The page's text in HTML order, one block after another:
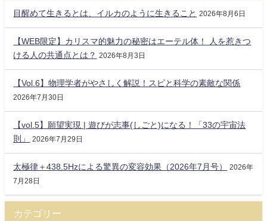
目醒めて生きるとは、イルカのように生きること 2026年8月6日
【WEB限定】カリスマ的魅力の秘密はエーテル体！ 人を惹きつ
ける人の共通点とは？
2026年8月3日
【Vol.6】物理学者がやさしく解説！スピと科学の素敵な関係
2026年7月30日
【vol.5】願望実現 | 遊びが志事(しごと)になる！「33の宇宙法
則」
2026年7月29日
太極律＋438.5Hzによる驚異の変容効果（2026年7月号）
2026年
7月28日
カテゴリー